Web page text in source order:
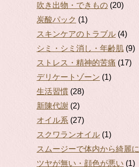
吹き出物・できもの (20)
炭酸パック (1)
スキンケアのトラブル (4)
シミ・シミ消し・年齢肌 (9)
ストレス・精神的苦痛 (17)
デリケートゾーン (1)
生活習慣 (28)
新陳代謝 (2)
オイル系 (27)
スクワランオイル (1)
スムージーで体内から綺麗に
ツヤが無い・顔色が悪い (1)